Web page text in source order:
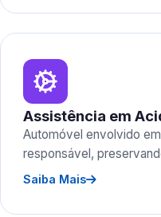
Assistência em
Automóvel envolvido
responsável,
Saiba Mais